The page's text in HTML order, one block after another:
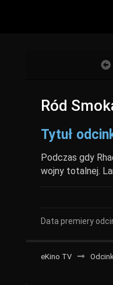
Ród
Tytuł
Podczas gdy
wojny totalnej.
Data premiery
eKino TV